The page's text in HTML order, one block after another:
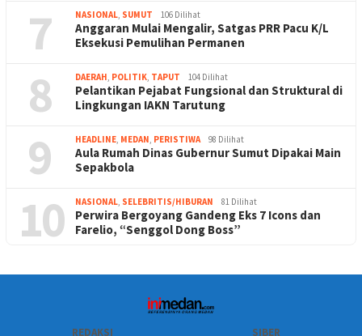
7 NASIONAL SUMUT 106 Dilihat
Anggaran Mulai Mengalir, Satgas PRR Pacu K/L
Eksekusi Pemulihan Permanen
8 DAERAH POLITIK TAPUT 104 Dilihat
Pelantikan Pejabat Fungsional dan Struktural di
Lingkungan IAKN Tarutung
9 HEADLINE MEDAN PERISTIWA 98 Dilihat
Aula Rumah Dinas Gubernur Sumut Dipakai Main
Sepakbola
10 NASIONAL SELEBRITIS/HIBURAN 81 Dilihat
Perwira Bergoyang Gandeng Eks 7 Icons dan
Farelio, “Senggol Dong Boss”
REDAKSI SIBER